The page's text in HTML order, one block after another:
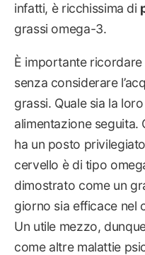
infatti, è ricchissima di
grassi omega-3.
È importante
senza considerare
grassi. Quale sia la
alimentazione seguita.
ha un posto
cervello è di tipo
dimostrato come un
giorno sia efficace nel
Un utile mezzo,
come altre malattie